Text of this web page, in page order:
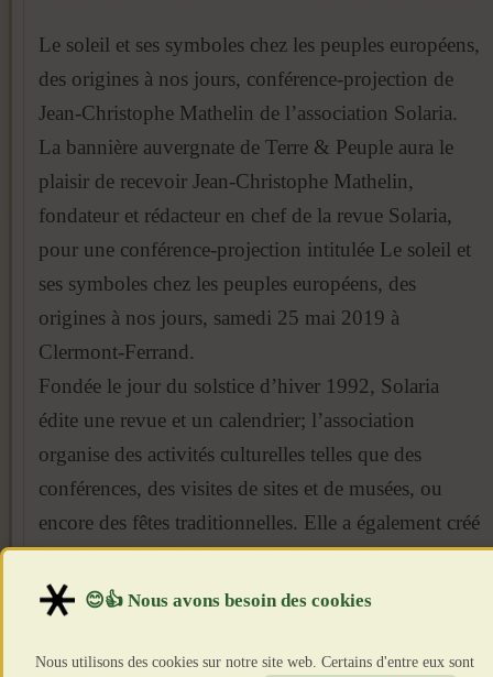
Le soleil et ses symboles chez les peuples européens,
des origines à nos jours, conférence-projection de
Jean-Christophe Mathelin de l’association Solaria.
La bannière auvergnate de Terre & Peuple aura le
plaisir de recevoir Jean-Christophe Mathelin,
fondateur et rédacteur en chef de la revue Solaria,
pour une conférence-projection intitulée Le soleil et
ses symboles chez les peuples européens, des
origines à nos jours, samedi 25 mai 2019 à
Clermont-Ferrand.
Fondée le jour du solstice d’hiver 1992, Solaria
édite une revue et un calendrier; l’association
organise des activités culturelles telles que des
conférences, des visites de sites et de musées, ou
encore des fêtes traditionnelles. Elle a également créé
un musée du Soleil. Ses objectifs sont de
promouvoir les études et recherches sur les cultes et
accessible et utile à nos contemporains.
Nous utilisons des cookies sur notre site web. Certains d'entre eux sont